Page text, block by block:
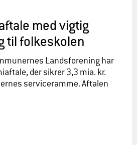
med vigtig
til folkeskolen
Landsforening har
der sikrer 3,3 mia. kr.
serviceramme. Aftalen